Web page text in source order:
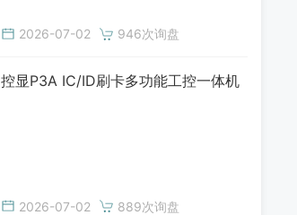
2026-07-02 946次询盘
控显P3A IC/ID刷卡多功能工控一体机
2026-07-02 889次询盘